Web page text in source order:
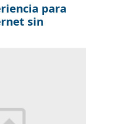
para
sin